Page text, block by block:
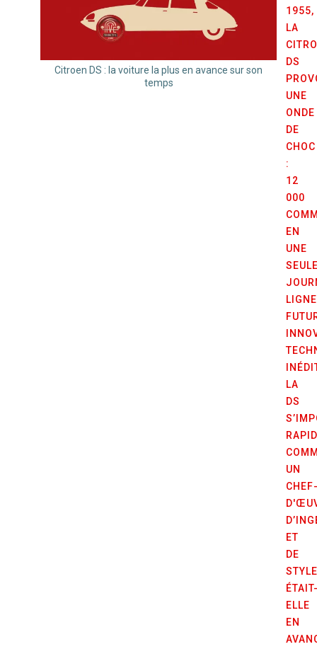
Citroen DS : la voiture la plus en avance sur son
temps
1955,
LA
DS
UNE
ONDE
DE
CHOC
:
12
000
EN
UNE
LIGNE
LA
DS
UN
ET
DE
ELLE
EN